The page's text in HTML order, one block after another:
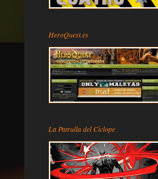
HeroQuest.es
La Patrulla del Cíclope